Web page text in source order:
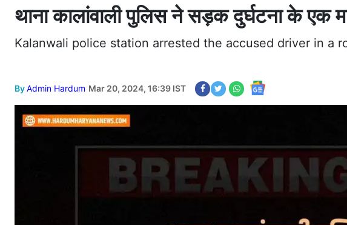
थाना कालांवाली पुलिस ने सड़क दुर्घटना के एक
Kalanwali police station arrested the accused driver in a
ByAdmin Hardum Mar 20, 2024, 16:39 IST